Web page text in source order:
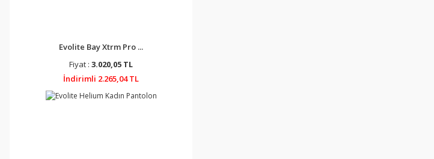
Evolite Bay Xtrm Pro ...
Fiyat : 3.020,05 TL
İndirimli 2.265,04 TL